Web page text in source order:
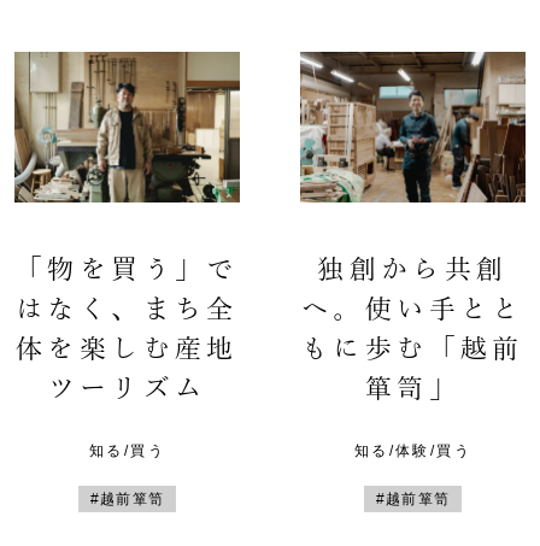
「物を買う」で
はなく、まち全
体を楽しむ産地
ツーリズム
知る/買う
#越前箪笥
独創から共創
へ。使い手とと
もに歩む「越前
箪笥」
知る/体験/買う
#越前箪笥